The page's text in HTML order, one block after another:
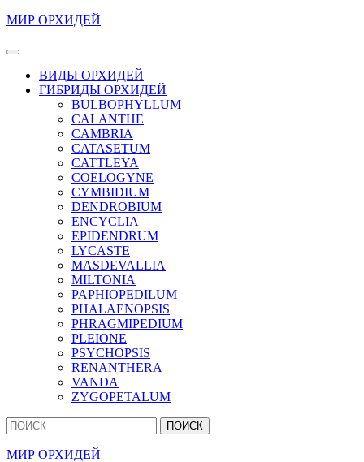
Перейти
содержимому
содержимому
МИР ОРХИДЕЙ
Кнопка
ОткрытьВИДЫ ОРХИДЕЙ
ГИБРИДЫ ОРХИДЕЙ
BULBOPHYLLUM
CALANTHE
CAMBRIA
CATASETUM
CATTLEYA
COELOGYNE
CYMBIDIUM
DENDROBIUM
ENCYCLIA
EPIDENDRUM
LYCASTE
MASDEVALLIA
MILTONIA
PAPHIOPEDILUM
PHALAENOPSIS
PHRAGMIPEDIUM
PLEIONE
PSYCHOPSIS
RENANTHERA
VANDA
ZYGOPETALUM
Кнопка
Закрыть
Найти:
МИР ОРХИДЕЙ